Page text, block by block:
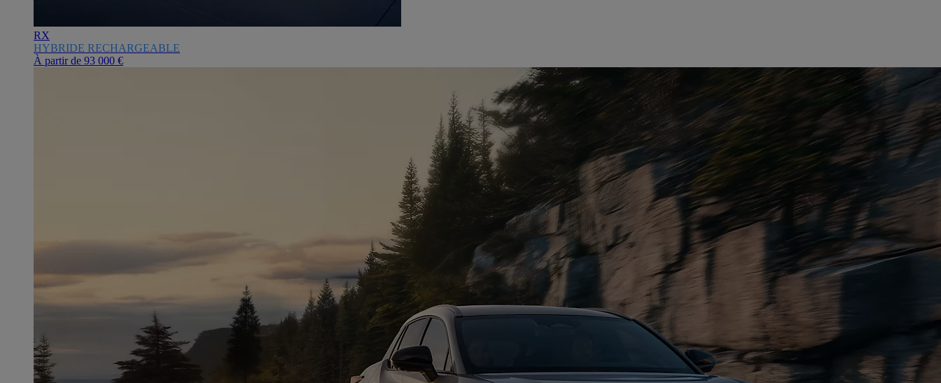
RX
HYBRIDE RECHARGEABLE
À partir de 93 000 €